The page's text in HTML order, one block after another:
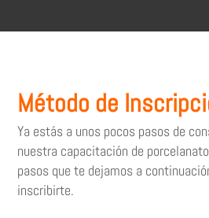
Método de
Ya estás a unos pocos pasos de
nuestra capacitación de
pasos que te dejamos a
inscribirte.